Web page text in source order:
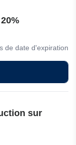
sur une
de date d'expiration
sur
sur une